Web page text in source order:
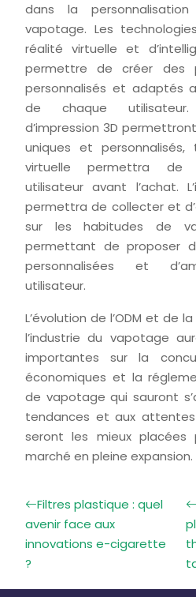
dans la
vapotage. Les
réalité virtuelle et
permettre de créer des
personnalisés et adaptés
de chaque
d’impression 3D
uniques et
virtuelle permettra de
utilisateur avant l’achat.
permettra de collecter et
sur les habitudes de
permettant de proposer
personnalisées et
utilisateur.
L’évolution de l’ODM et de
l’industrie du vapotage
importantes sur la
économiques et la
de vapotage qui sauront
tendances et aux
seront les mieux placées
marché en pleine expansion.
Filtres plastique : quel
avenir face aux
innovations e-cigarette
?